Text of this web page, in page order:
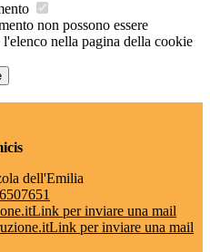
non possono essere
nella pagina della cookie
dell'Emilia
Link per inviare una mail
Link per inviare una mail